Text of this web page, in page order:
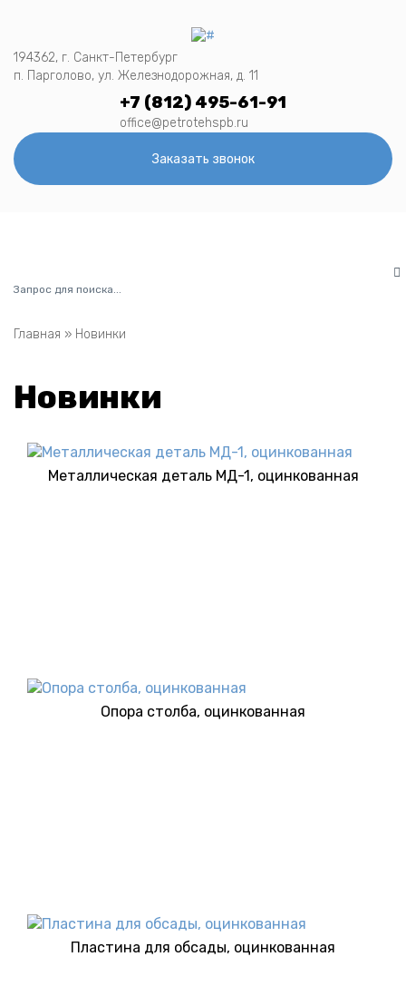
194362, г. Санкт-Петербург
п. Парголово, ул. Железнодорожная, д. 11
+7 (812) 495-61-91
office@petrotehspb.ru
Заказать звонок
Главная » Новинки
Новинки
Металлическая деталь МД-1, оцинкованная
Опора столба, оцинкованная
Пластина для обсады, оцинкованная